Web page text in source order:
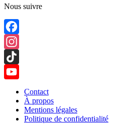
Nous suivre
Facebook
Instagram
TikTok
Channel
Contact
À propos
Mentions légales
Politique de confidentialité